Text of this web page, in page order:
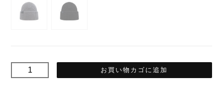
お買い物カゴに追加